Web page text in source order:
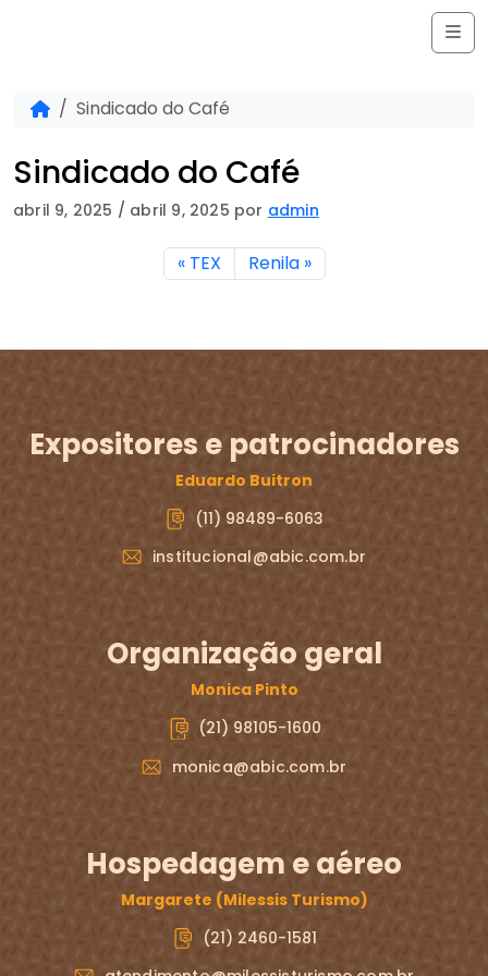
HomeSindicado do Café
Sindicado do Café
abril 9, 2025 / abril 9, 2025 por admin
TEX Renila
Expositores e patrocinadores
Eduardo Buitron
(11) 98489-6063
institucional@abic.com.br
Organização geral
Monica Pinto
(21) 98105-1600
monica@abic.com.br
Hospedagem e aéreo
Margarete (Milessis Turismo)
(21) 2460-1581